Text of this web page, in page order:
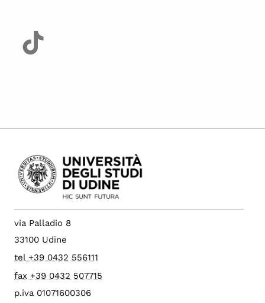
via Palladio 8
33100 Udine
tel +39 0432 556111
fax +39 0432 507715
p.iva 01071600306